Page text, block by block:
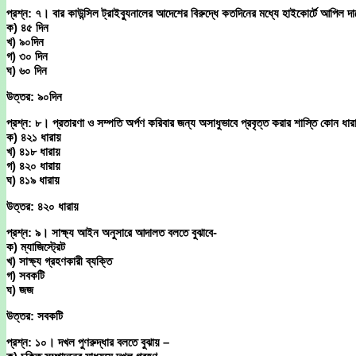
প্রশ্ন: ৭। বার কাউন্সিল ট্রাইব্যুনালের আদেশের বিরুদ্ধে কতদিনের মধ্যে হাইকোর্টে আপিল
ক) ৪৫ দিন
খ) ৯০দিন
গ) ৩০ দিন
ঘ) ৬০ দিন
উত্তর: ৯০দিন
প্রশ্ন: ৮। প্রতারণা ও সম্পতি অর্পণ করিবার জন্য অসাধুভাবে প্রবৃত্ত করার শাস্তি কোন
ক) ৪২১ ধারায়
খ) ৪১৮ ধারায়
গ) ৪২০ ধারায়
ঘ) ৪১৯ ধারায়
উত্তর: ৪২০ ধারায়
প্রশ্ন: ৯। সাক্ষ্য আইন অনুসারে আদালত বলতে বুঝাবে-
ক) ম্যাজিস্ট্রেট
খ) সাক্ষ্য গ্রহণকারী ব্যক্তি
গ) সবকটি
ঘ) জজ
উত্তর: সবকটি
প্রশ্ন: ১০। দখল পুণরুদ্ধার বলতে বুঝায় –